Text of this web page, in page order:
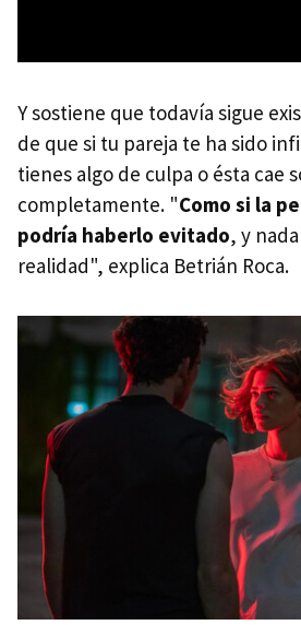
Y sostiene que todavía sigue
de que si tu pareja te ha sido
tienes algo de culpa o ésta cae
completamente. "Como si la
podría haberlo evitado, y
realidad", explica Betrián Roca.